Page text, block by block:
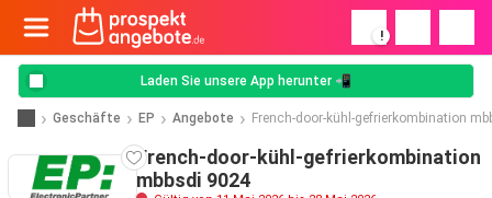
!
Laden Sie unsere App herunter 📲
Geschäfte EP Angebote French-door-kühl-gefrierkombination
French-door-kühl-gefrierkombination
mbbsdi 9024